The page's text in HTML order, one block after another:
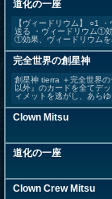
道化の一座
【ヴィードリウム】 ○1
送る ・ヴィードリウム①
①効果、ヴィードリウム
完全世界の創星神
創星神 tierra ＋完全世界
以外』のカードを全てデ
ィメットを逃がし、あら
Clown Mitsu
道化の一座
Clown Crew Mitsu